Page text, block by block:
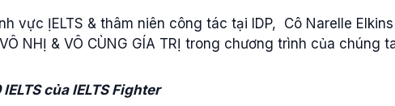
vực ỊELTS & thâm niên công tác tại IDP, Cô Narelle
NHỊ & VÔ CÙNG GÍA TRỊ trong chương trình của chúng
của IELTS Fighter